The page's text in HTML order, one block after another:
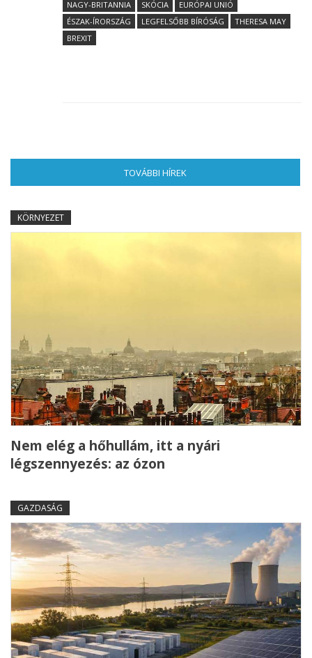
NAGY-BRITANNIA SKÓCIA
EURÓPAI UNIÓ
ÉSZAK-ÍRORSZÁG
LEGFELSŐBB BÍRÓSÁG
THERESA MAY
BREXIT
TOVÁBBI HÍREK
KÖRNYEZET
Nem elég a hőhullám, itt a nyári
légszennyezés: az ózon
GAZDASÁG